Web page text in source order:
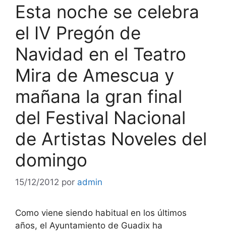
Esta noche se celebra
el IV Pregón de
Navidad en el Teatro
Mira de Amescua y
mañana la gran final
del Festival Nacional
de Artistas Noveles del
domingo
15/12/2012 por admin
Como viene siendo habitual en los últimos
años, el Ayuntamiento de Guadix ha